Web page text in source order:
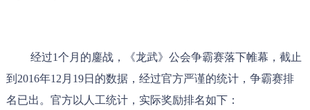
经过1个月的鏖战，《龙武》公会争霸赛落下帷幕，截止
到 2016年12月19日 的数据，经过官方严谨的统计，争霸赛排
名已出。官方以人工统计，实际奖励排名如下：